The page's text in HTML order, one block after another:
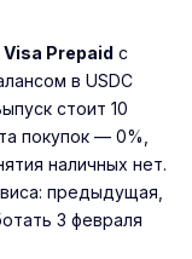
Visa Prepaid с
в USDC
стоит 10
покупок — 0%,
наличных нет.
предыдущая,
3 февраля